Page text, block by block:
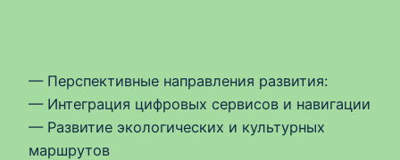
— Перспективные направления развития:
— Интеграция цифровых сервисов и навигации
— Развитие экологических и культурных
маршрутов